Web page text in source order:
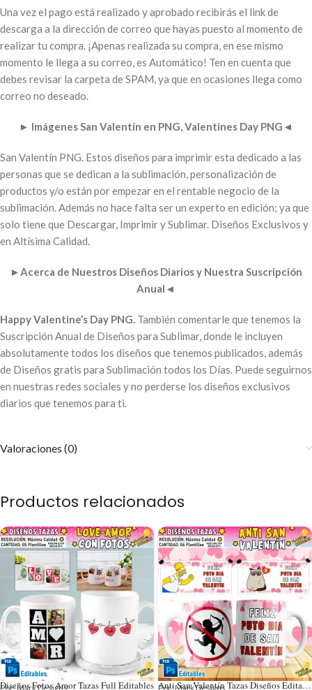
Una vez el pago está realizado y aprobado recibirás el link de
descarga a la dirección de correo que hayas puesto al momento de
realizar tu compra. ¡Apenas realizada su compra, en ese mismo
momento le llega a su correo, es Automático! Ten en cuenta que
debes revisar la carpeta de SPAM, ya que en ocasiones llega como
correo no deseado.
► Imágenes San Valentín en PNG, Valentines Day PNG ◄
San Valentín PNG. Estos diseños para imprimir esta dedicado a las
personas que se dedican a la sublimación, personalización de
productos y/o están por empezar en el rentable negocio de la
sublimación. Además no hace falta ser un experto en edición; ya que
solo tiene que Descargar, Imprimir y Sublimar. Diseños Exclusivos y
en Altísima Calidad.
►Acerca de Nuestros Diseños Diarios y Nuestra Suscripción
Anual ◄
Happy Valentine’s Day PNG. También comentarle que tenemos la
Suscripción Anual de Diseños para Sublimar, donde le incluyen
absolutamente todos los diseños que tenemos publicados, además
de Diseños gratis para Sublimación todos los Días. Puede seguirnos
en nuestras redes sociales y no perderse los diseños exclusivos
diarios que tenemos para ti.
Valoraciones (0)
Productos relacionados
Diseños Fotos Amor Tazas Full Editables
Por: Mark Designs Anti San Valentín Tazas Diseños Editables
Por: Mark Designs